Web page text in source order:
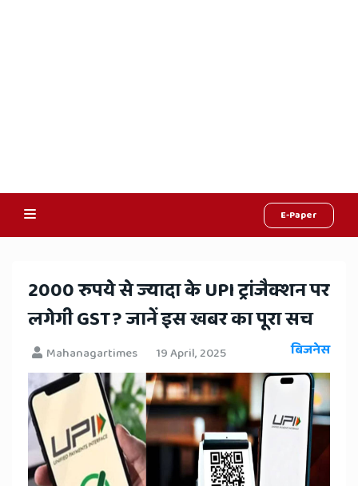
E-Paper
Hindi
News,
Hindi
Samachar,
Jaipur
Rajasthan
News
2000 रुपये से ज्यादा के UPI ट्रांजैक्शन पर
लगेगी GST? जानें इस खबर का पूरा सच
Mahanagartimes 19 April, 2025 बिजनेस